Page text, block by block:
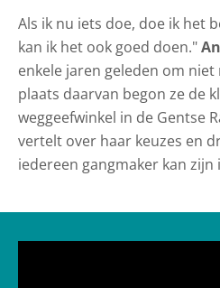
Als ik nu iets doe, doe ik het
kan ik het ook goed doen."
enkele jaren geleden om
plaats daarvan begon ze de
weggeefwinkel in de Gentse
vertelt over haar keuzes en
iedereen gangmaker kan